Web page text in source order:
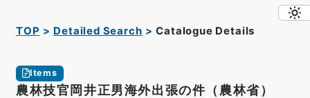
TOP Detailed Search Catalogue Details
Items
農林技官岡井正男海外出張の件（農林省）